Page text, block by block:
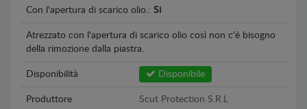
Con l'apertura di scarico olio.: Si
Atrezzato con l'apertura di scarico olio così non c'è bisogno
della rimozione dalla piastra.
Disponibilità Disponibile
Produttore Scut Protection S.R.L